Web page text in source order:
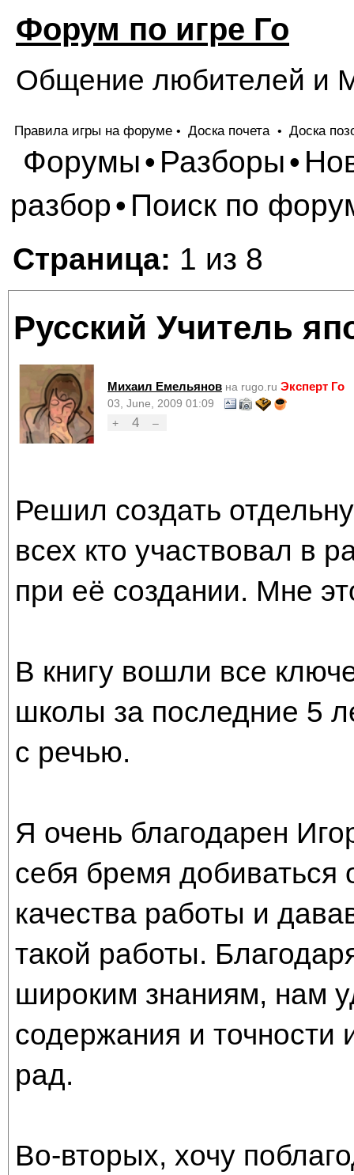
Форум по игре Го
Общение любителей и
Правила игры на форуме • Доска почета • Доска
Форумы• Разборы•
разбор• Поиск по
Страница: 1 из 8
Русский Учитель
Михаил Емельянов на rugo.ru Эксперт Го
03, June, 2009 01:09
+
4 –
Решил создать
всех кто участвовал в
при её создании. Мне
В книгу вошли все
школы за последние 5
с речью.
Я очень благодарен
себя бремя добиваться
качества работы и
такой работы.
широким знаниям, нам
содержания и точности
рад.
Во-вторых, хочу